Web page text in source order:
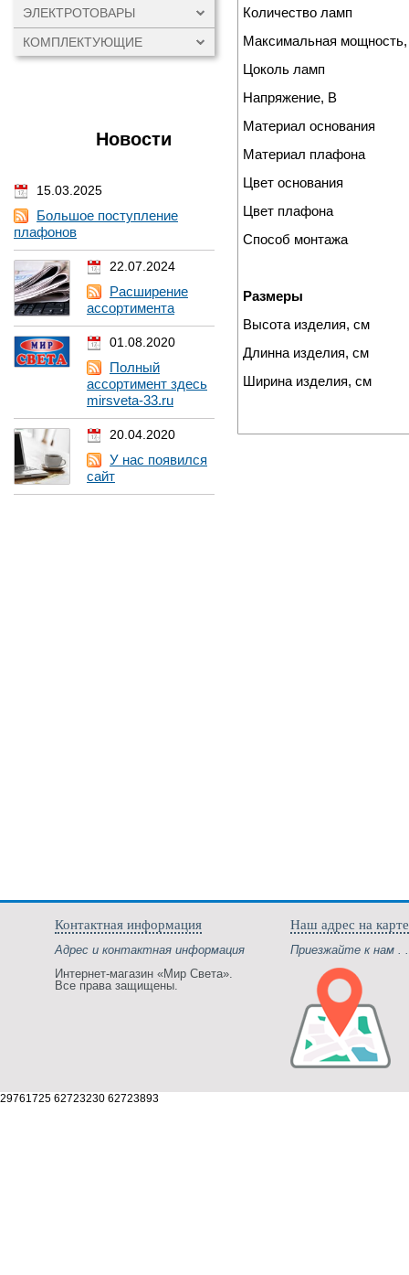
ЭЛЕКТРОТОВАРЫ
КОМПЛЕКТУЮЩИЕ
Новости
15.03.2025
Большое поступление
плафонов
22.07.2024
Расширение
ассортимента
01.08.2020
Полный
ассортимент здесь
mirsveta-33.ru
20.04.2020
У нас появился
сайт
Количество ламп
Максимальная
Цоколь ламп
Напряжение, В
Материал основания
Материал плафона
Цвет основания
Цвет плафона
Способ монтажа
Размеры
Высота изделия, см
Длинна изделия, см
Ширина изделия, см
Контактная информация
Адрес и контактная информация
Интернет-магазин «Мир Света».
Все права защищены.
Наш адрес на карте
Приезжайте к нам .
29761725 62723230 62723893